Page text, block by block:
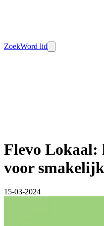
ZoekWord lid
Flevo Lokaal:
voor
15-03-2024